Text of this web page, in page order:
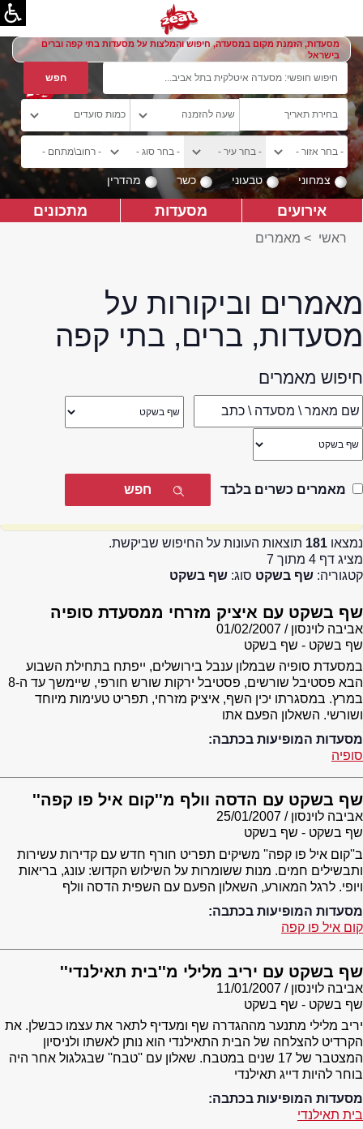
מסעדות, הזמנת מקום במסעדה, חיפוש והמלצות על מסעדות בתי קפה וברים
בישראל
צמחוני טבעוני כשר מהדרין
אירועים מסעדות מתכונים
ראשי > מאמרים
מאמרים וביקורות על
מסעדות, ברים, בתי קפה
חיפוש מאמרים
מאמרים כשרים בלבד
נמצאו 181 תוצאות העונות על החיפוש שביקשת.
מציג דף 4 מתוך 7
קטגוריה: שף בשקט סוג: שף בשקט
שף בשקט עם איציק מזרחי ממסעדת סופיה
אביבה לוינסון
01/02/2007
שף בשקט - שף בשקט
במסעדת סופיה שבמלון ענבל בירושלים, ייפתח בתחילת השבוע
הבא פסטיבל שורשים, פסטיבל ירקות שורש חורפי, שיימשך עד ה-8
במרץ. במסגרתו יכין השף, איציק מזרחי, תפריט טעימות מיוחד
ושורשי. השאלון הפעם אתו
מסעדות המופיעות בכתבה:
סופיה
שף בשקט עם הדסה וולף מ''קום איל פו קפה''
אביבה לוינסון
25/01/2007
שף בשקט - שף בשקט
ב''קום איל פו קפה'' משיקים תפריט חורף חדש עם קדירות עשירות
ותבשילים חמים. מנות ששומרות על השילוש הקדוש: עונג, בריאות
ויופי. לרגל המאורע, השאלון הפעם עם השפית הדסה וולף
מסעדות המופיעות בכתבה:
קום איל פו קפה
שף בשקט עם יריב מלילי מ''בית תאילנדי''
אביבה לוינסון
11/01/2007
שף בשקט - שף בשקט
יריב מלילי מתנער מההגדרה שף ומעדיף לתאר את עצמו כבשלן. את
הקרדיט להצלחה של הבית התאילנדי הוא נותן לאשתו ולניסיון
המצטבר של 17 שנים במטבח. שאלון עם ''טבח'' שבגלגול אחר היה
בוחר להיות דייג תאילנדי
מסעדות המופיעות בכתבה:
בית תאילנדי